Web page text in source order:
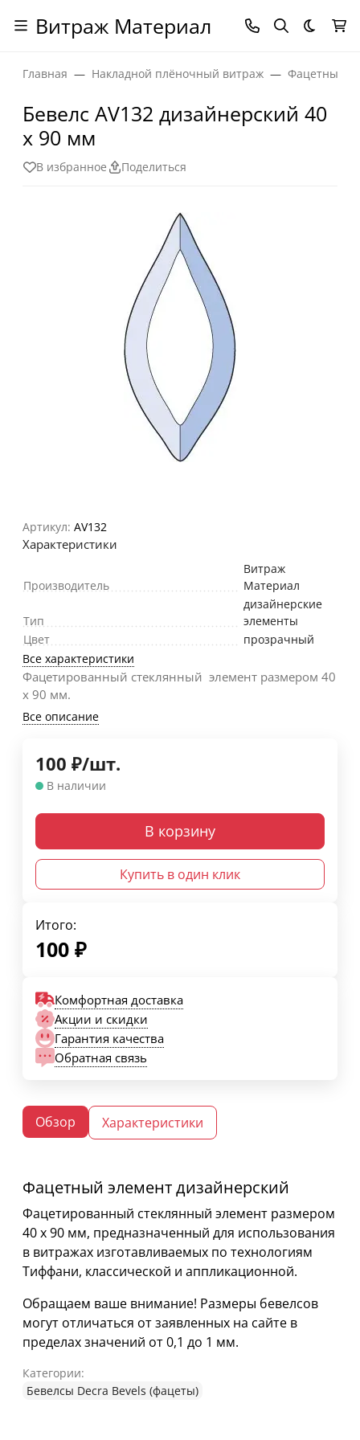
Витраж Материал Темная
Главная Накладной плёночный витраж Фацетные
Бевелс AV132 дизайнерский 40
х 90 мм
В избранное Поделиться
Артикул: AV132
Характеристики
Производитель
Витраж
Материал
Тип
дизайнерские
элементы
Цвет
прозрачный
Все характеристики
Фацетированный стеклянный элемент размером 40
х 90 мм.
Все описание
100 ₽/шт.
В наличии
В корзину
Купить в один клик
Итого:
100 ₽
Комфортная доставка
Акции и скидки
Гарантия качества
Обратная связь
Обзор Характеристики
Фацетный элемент дизайнерский
Фацетированный стеклянный элемент размером
40 х 90 мм, предназначенный для использования
в витражах изготавливаемых по технологиям
Тиффани, классической и аппликационной.
Обращаем ваше внимание! Размеры бевелсов
могут отличаться от заявленных на сайте в
пределах значений от 0,1 до 1 мм.
Категории:
Бевелсы Decra Bevels (фацеты)